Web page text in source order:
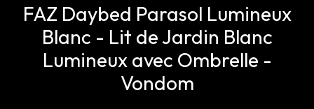
FAZ Daybed Parasol Lumineux
Blanc - Lit de Jardin Blanc
Lumineux avec Ombrelle -
Vondom